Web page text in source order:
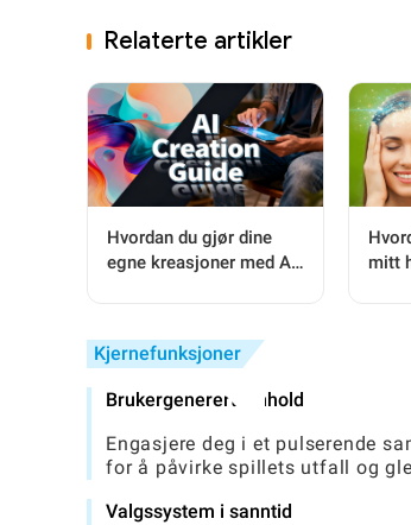
Relaterte artikler
Hvordan du gjør dine
egne kreasjoner med AI-
mitt
Kjernefunksjoner
Brukergenerert innhold
Engasjere deg i et pulserende
for å påvirke spillets utfall og
Valgssystem i sanntid